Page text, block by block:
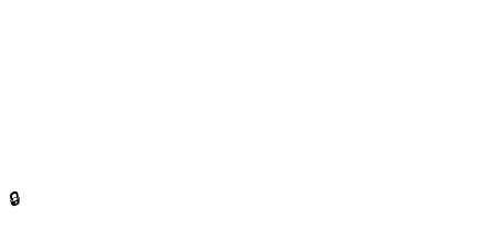
🔒